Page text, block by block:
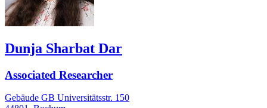
Dunja Sharbat Dar
Associated Researcher
Gebäude GB Universitätsstr. 150